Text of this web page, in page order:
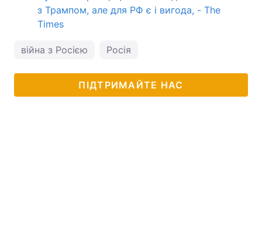
з Трампом, але для РФ є і вигода, - The
Times
війна з Росією Росія
ПІДТРИМАЙТЕ НАС